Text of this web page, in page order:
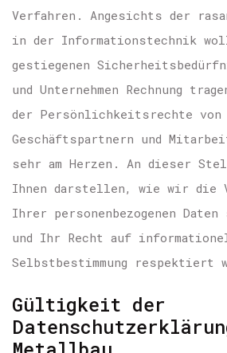
Verfahren. Angesichts der
in der Informationstechnik
gestiegenen
und Unternehmen Rechnung
der Persönlichkeitsrechte von
Geschäftspartnern und
sehr am Herzen. An dieser
Ihnen darstellen, wie wir die
Ihrer personenbezogenen
und Ihr Recht auf
Selbstbestimmung respektiert
Gültigkeit der